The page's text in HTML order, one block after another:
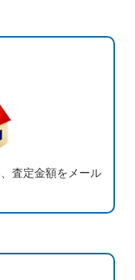
査定金額をメール